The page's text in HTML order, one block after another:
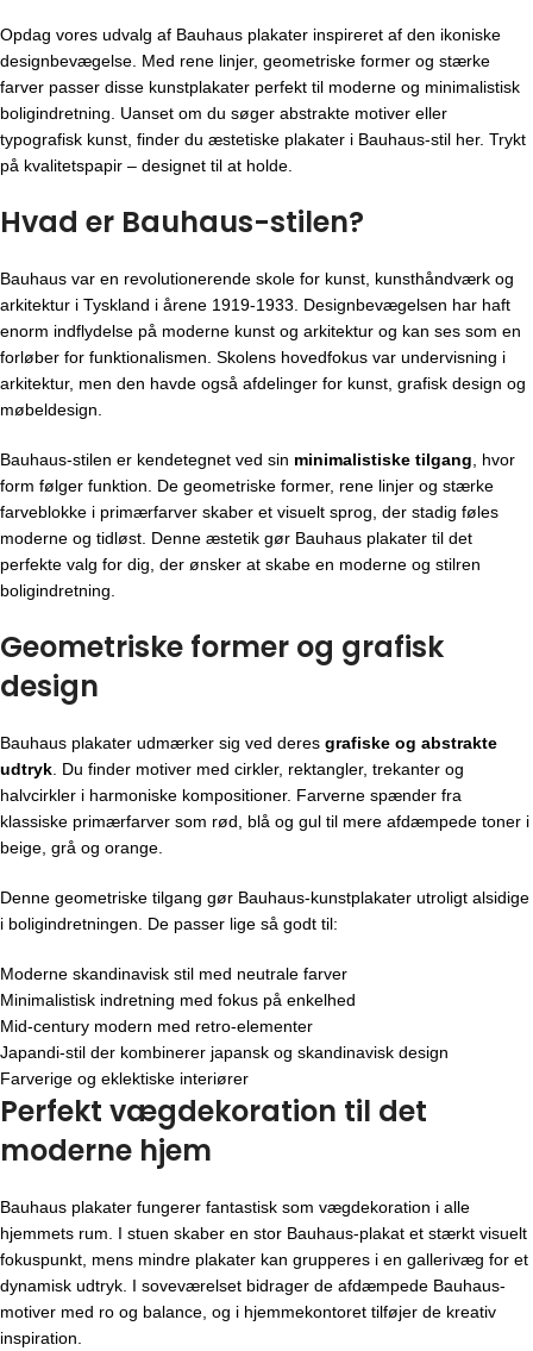
Opdag vores udvalg af Bauhaus plakater inspireret af den ikoniske
designbevægelse. Med rene linjer, geometriske former og stærke
farver passer disse kunstplakater perfekt til moderne og minimalistisk
boligindretning. Uanset om du søger abstrakte motiver eller
typografisk kunst, finder du æstetiske plakater i Bauhaus-stil her. Trykt
på kvalitetspapir – designet til at holde.
Hvad er Bauhaus-stilen?
Bauhaus var en revolutionerende skole for kunst, kunsthåndværk og
arkitektur i Tyskland i årene 1919-1933. Designbevægelsen har haft
enorm indflydelse på moderne kunst og arkitektur og kan ses som en
forløber for funktionalismen. Skolens hovedfokus var undervisning i
arkitektur, men den havde også afdelinger for kunst, grafisk design og
møbeldesign.
Bauhaus-stilen er kendetegnet ved sin minimalistiske tilgang , hvor
form følger funktion. De geometriske former, rene linjer og stærke
farveblokke i primærfarver skaber et visuelt sprog, der stadig føles
moderne og tidløst. Denne æstetik gør Bauhaus plakater til det
perfekte valg for dig, der ønsker at skabe en moderne og stilren
boligindretning.
Geometriske former og grafisk
design
Bauhaus plakater udmærker sig ved deres grafiske og abstrakte
udtryk . Du finder motiver med cirkler, rektangler, trekanter og
halvcirkler i harmoniske kompositioner. Farverne spænder fra
klassiske primærfarver som rød, blå og gul til mere afdæmpede toner i
beige, grå og orange.
Denne geometriske tilgang gør Bauhaus-kunstplakater utroligt alsidige
i boligindretningen. De passer lige så godt til:
Moderne skandinavisk stil med neutrale farver
Minimalistisk indretning med fokus på enkelhed
Mid-century modern med retro-elementer
Japandi-stil der kombinerer japansk og skandinavisk design
Farverige og eklektiske interiører
Perfekt vægdekoration til det
moderne hjem
Bauhaus plakater fungerer fantastisk som vægdekoration i alle
hjemmets rum. I stuen skaber en stor Bauhaus-plakat et stærkt visuelt
fokuspunkt, mens mindre plakater kan grupperes i en gallerivæg for et
dynamisk udtryk. I soveværelset bidrager de afdæmpede Bauhaus-
motiver med ro og balance, og i hjemmekontoret tilføjer de kreativ
inspiration.